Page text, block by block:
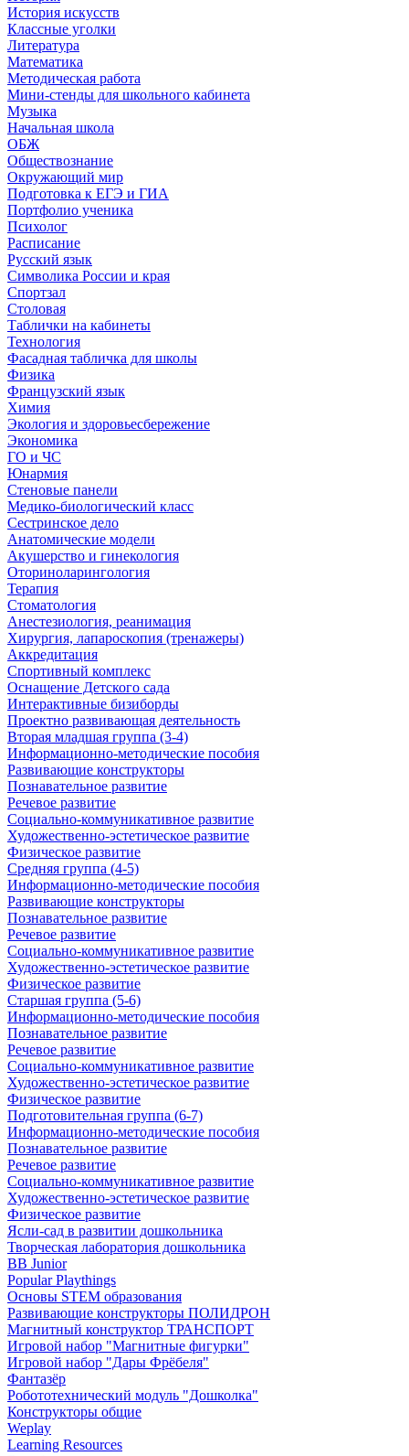
История искусств
Классные уголки
Литература
Математика
Методическая работа
Мини-стенды для школьного кабинета
Музыка
Начальная школа
ОБЖ
Обществознание
Окружающий мир
Подготовка к ЕГЭ и ГИА
Портфолио ученика
Психолог
Расписание
Русский язык
Символика России и края
Спортзал
Столовая
Таблички на кабинеты
Технология
Фасадная табличка для школы
Физика
Французский язык
Химия
Экология и здоровьесбережение
Экономика
ГО и ЧС
Юнармия
Стеновые панели
Медико-биологический класс
Сестринское дело
Анатомические модели
Акушерство и гинекология
Оториноларингология
Терапия
Стоматология
Анестезиология, реанимация
Хирургия, лапароскопия (тренажеры)
Аккредитация
Спортивный комплекс
Оснащение Детского сада
Интерактивные бизиборды
Проектно развивающая деятельность
Вторая младшая группа (3-4)
Информационно-методические пособия
Развивающие конструкторы
Познавательное развитие
Речевое развитие
Социально-коммуникативное развитие
Художественно-эстетическое развитие
Физическое развитие
Средняя группа (4-5)
Информационно-методические пособия
Развивающие конструкторы
Познавательное развитие
Речевое развитие
Социально-коммуникативное развитие
Художественно-эстетическое развитие
Физическое развитие
Старшая группа (5-6)
Информационно-методические пособия
Познавательное развитие
Речевое развитие
Социально-коммуникативное развитие
Художественно-эстетическое развитие
Физическое развитие
Подготовительная группа (6-7)
Информационно-методические пособия
Познавательное развитие
Речевое развитие
Социально-коммуникативное развитие
Художественно-эстетическое развитие
Физическое развитие
Ясли-сад в развитии дошкольника
Творческая лаборатория дошкольника
BB Junior
Popular Playthings
Основы STEM образования
Развивающие конструкторы ПОЛИДРОН
Магнитный конструктор ТРАНСПОРТ
Игровой набор "Магнитные фигурки"
Игровой набор "Дары Фрёбеля"
Фантазёр
Робототехнический модуль "Дошколка"
Конструкторы общие
Weplay
Learning Resources